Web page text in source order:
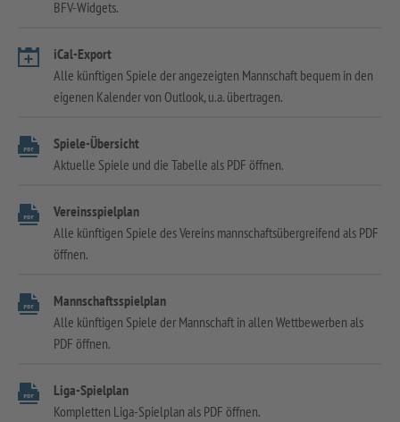
BFV-Widgets.
iCal-Export
Alle künftigen Spiele der angezeigten Mannschaft bequem in den
eigenen Kalender von Outlook, u.a. übertragen.
Spiele-Übersicht
Aktuelle Spiele und die Tabelle als PDF öffnen.
Vereinsspielplan
Alle künftigen Spiele des Vereins mannschaftsübergreifend als PDF
öffnen.
Mannschaftsspielplan
Alle künftigen Spiele der Mannschaft in allen Wettbewerben als
PDF öffnen.
Liga-Spielplan
Kompletten Liga-Spielplan als PDF öffnen.